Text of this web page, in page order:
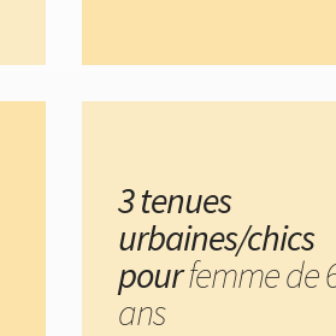
3 tenues
urbaines/chics
pourfemme de
ans